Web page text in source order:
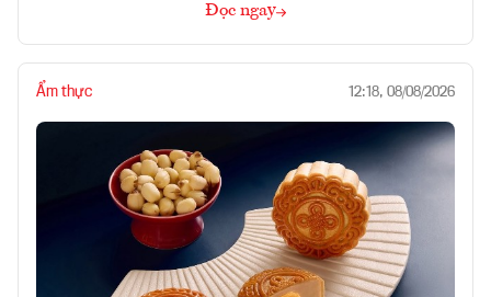
Đọc ngay
Ẩm thực 12:18, 08/08/2026